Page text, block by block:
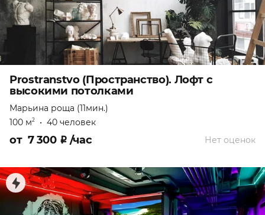
Prostranstvo (Пространство). Лофт с
высокими потолками
Марьина роща (11мин.)
100 м2 • 40 человек
Нет оценок
от 7 300 ₽ /час